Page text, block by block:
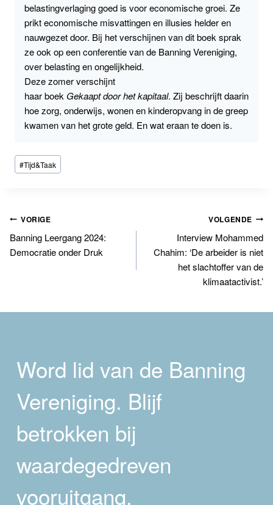
belastingverlaging goed is voor economische groei. Ze
prikt economische misvattingen en illusies helder en
nauwgezet door. Bij het verschijnen van dit boek sprak
ze ook op een conferentie van de Banning Vereniging,
over belasting en ongelijkheid.
Deze zomer verschijnt
haar boek Gekaaptdoorhetkapitaal. Zij beschrijft daarin
hoe zorg, onderwijs, wonen en kinderopvang in de greep
kwamen van het grote geld. En wat eraan te doen is.
Bericht
tags:
#Tijd&Taak
Bericht
navigatie
VORIGE
Banning Leergang 2024:
Democratie onder Druk
VOLGENDE
Interview Mohammed
Chahim: ‘De arbeider is niet
het slachtoffer van de
klimaatactivist.’
Word lid van de Banning
Vereniging. Blijf
betrokken bij
waardegedreven
vooruitgang.